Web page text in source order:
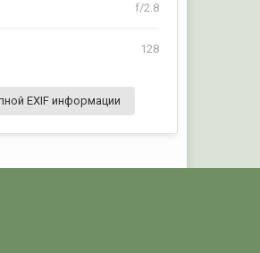
f/2.8
128
EXIF информации